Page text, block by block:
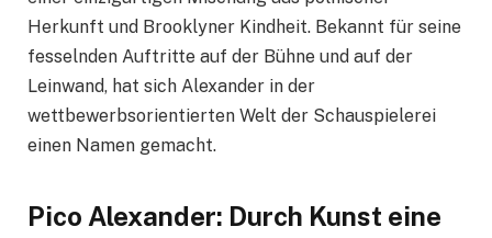
Herkunft und Brooklyner Kindheit. Bekannt für seine
fesselnden Auftritte auf der Bühne und auf der
Leinwand, hat sich Alexander in der
wettbewerbsorientierten Welt der Schauspielerei
einen Namen gemacht.
Pico Alexander: Durch Kunst eine